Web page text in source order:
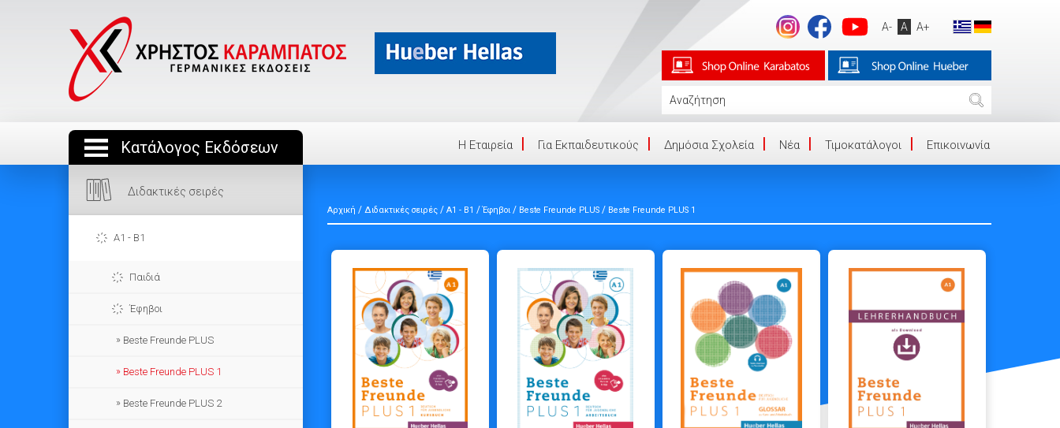
A- A A+
Κατάλογος Εκδόσεων Η Eταιρεία Για Εκπαιδευτικούς Δημόσια Σχολεία Νέα Τιμοκατάλογοι Επικοινωνία
Διδακτικές σειρές
A1 - B1
Παιδιά
Έφηβοι
Beste Freunde PLUS
Beste Freunde PLUS 1
Beste Freunde PLUS 2
Αρχική / Διδακτικές σειρές / A1 - B1 / Έφηβοι / Beste Freunde PLUS / Beste Freunde PLUS 1